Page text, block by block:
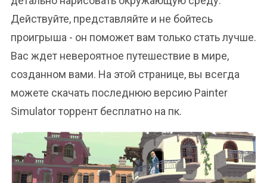
Действуйте, представляйте и не бойтесь
проигрыша - он поможет вам только стать лучше.
Вас ждет невероятное путешествие в мире,
созданном вами. На этой странице, вы всегда
можете скачать последнюю версию Painter
Simulator торрент бесплатно на пк.